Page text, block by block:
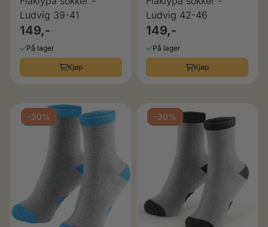
Ludvig 39-41
149,-
På lager
Kjøp
Ludvig 42-46
149,-
På lager
Kjøp
-30% -30%